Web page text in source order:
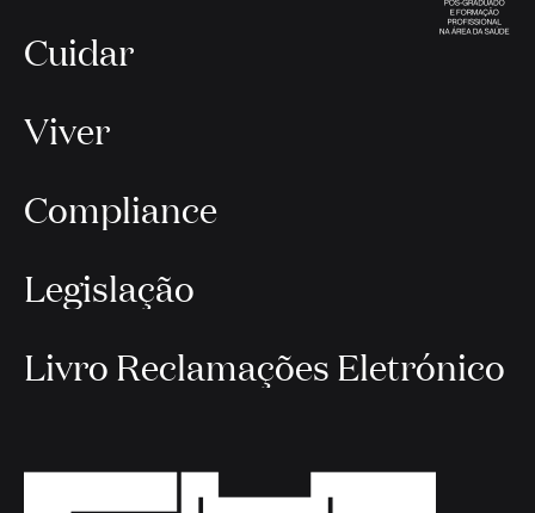
Cuidar
Viver
Compliance
Legislação
Livro Reclamações Eletrónico